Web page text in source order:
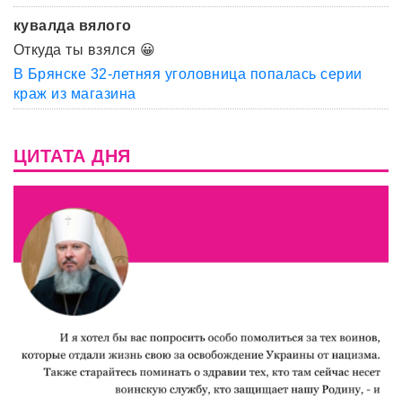
кувалда вялого
Откуда ты взялся 😀
В Брянске 32-летняя уголовница попалась серии
краж из магазина
ЦИТАТА ДНЯ